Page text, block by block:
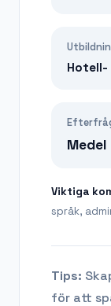
Hotell-
Medel
Viktiga
språk,
Tips:
för att